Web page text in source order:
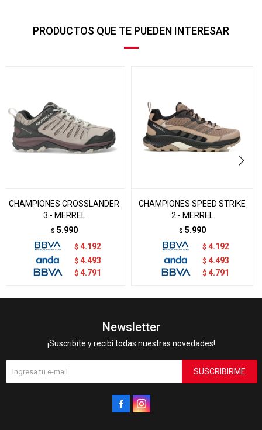
PRODUCTOS QUE TE PUEDEN INTERESAR
CHAMPIONES CROSSLANDER
3 - MERREL
$ 5.990
$ 4.192
$ 4.493
$ 4.791
CHAMPIONES SPEED STRIKE
2 - MERREL
$ 5.990
$ 4.192
$ 4.493
$ 4.791
Newsletter
¡Suscribite y recibí todas nuestras novedades!
SUSCRIBIRME
 